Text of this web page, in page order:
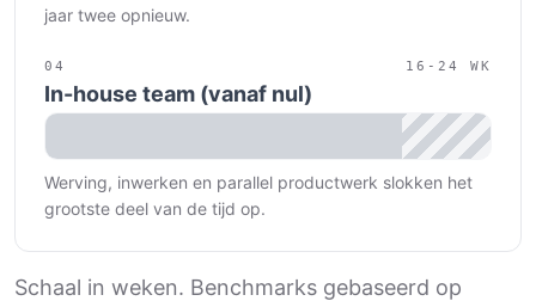
jaar twee opnieuw.
04 16-24 WK
In-house team (vanaf nul)
In-house team (vanaf nul)
Werving, inwerken en parallel productwerk slokken het
grootste deel van de tijd op.
Schaal in weken. Benchmarks gebaseerd op